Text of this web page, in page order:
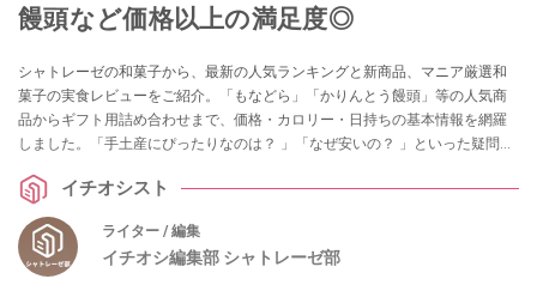
饅頭など価格以上の満足度◎
シャトレーゼの和菓子から、最新の人気ランキングと新商品、マニア厳選和
菓子の実食レビューをご紹介。「もなどら」「かりんとう饅頭」等の人気商
品からギフト用詰め合わせまで、価格・カロリー・日持ちの基本情報を網羅
しました。「手土産にぴったりなのは？ 」「なぜ安いの？ 」といった疑問に
イチオシスト
ライター / 編集
イチオシ編集部 シャトレーゼ部